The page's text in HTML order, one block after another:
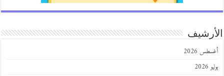
الأرشيف
أغسطس 2026
يوليو 2026